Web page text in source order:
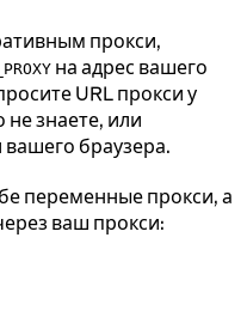
прокси,
на адрес вашего
URL прокси у
знаете, или
браузера.
переменные прокси, а
ваш прокси: